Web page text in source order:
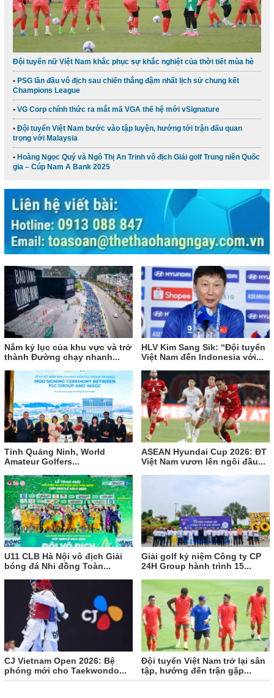
Đội tuyển nữ Việt Nam khắc phục sự khắc nghiệt của thời tiết mùa hè
PSG lần đầu vô địch sau chiến thắng đậm nhất lịch sử chung kết
Champions League
VG Corp chính thức ra mắt mã VGA thế hệ mới vSignature
Đội tuyển Việt Nam bước vào tập luyện, hướng tới trận đấu quan
trọng với Malaysia
Hoàng Ngọc Quý và Ngô Thị An Trinh vô địch Giải golf Trung niên Quốc
gia – Cúp Nam A Bank 2025
Nắm kỷ lục của khu vực và trở
thành Đường chạy nhanh...
HLV Kim Sang Sik: “Đội tuyển
Việt Nam đến Indonesia với...
Tỉnh Quảng Ninh, World
Amateur Golfers...
ASEAN Hyundai Cup 2026: ĐT
Việt Nam vươn lên ngôi đầu...
U11 CLB Hà Nội vô địch Giải
bóng đá Nhi đồng Toàn...
Giải golf kỷ niệm Công ty CP
24H Group hành trình 15...
CJ Vietnam Open 2026: Bệ
phóng mới cho Taekwondo...
Đội tuyển Việt Nam trở lại sân
tập, hướng đến trận gặp...